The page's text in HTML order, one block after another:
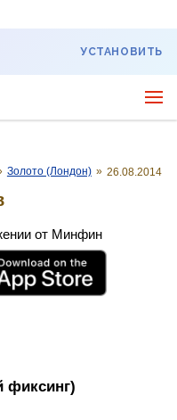
УСТАНОВИТЬ
Золото (Лондон) » 26.08.2014
от Минфин
фиксинг)